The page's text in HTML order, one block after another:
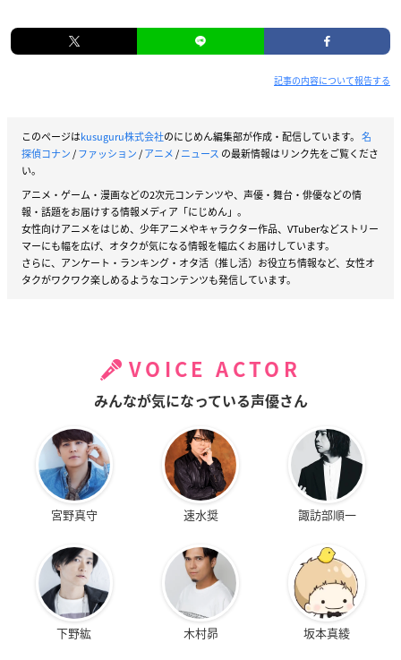
記事の内容について報告する
このページはkusuguru株式会社のにじめん編集部が作成・配信しています。 名
探偵コナン/ファッション/アニメ/ニュース の最新情報はリンク先をご覧くださ
い。
アニメ・ゲーム・漫画などの2次元コンテンツや、声優・舞台・俳優などの情
報・話題をお届けする情報メディア「にじめん」。
女性向けアニメをはじめ、少年アニメやキャラクター作品、VTuberなどストリー
マーにも幅を広げ、オタクが気になる情報を幅広くお届けしています。
さらに、アンケート・ランキング・オタ活（推し活）お役立ち情報など、女性オ
タクがワクワク楽しめるようなコンテンツも発信しています。
VOICE ACTOR
みんなが気になっている声優さん
宮野真守 速水奨 諏訪部順一
下野紘 木村昴 坂本真綾